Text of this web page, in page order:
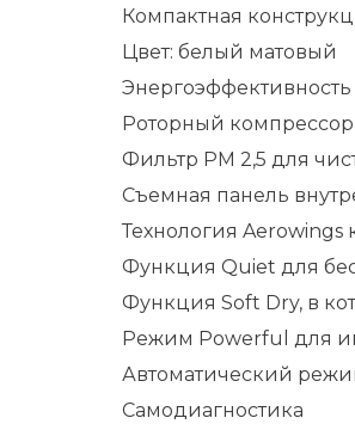
Компактная
Цвет: белый матовый
Энергоэффективность
Роторный компрессор
Фильтр PM 2,5 для
Съемная панель
Технология Aerowings
Функция Quiet для
Функция Soft Dry, в
Режим Powerful для
Автоматический
Самодиагностика